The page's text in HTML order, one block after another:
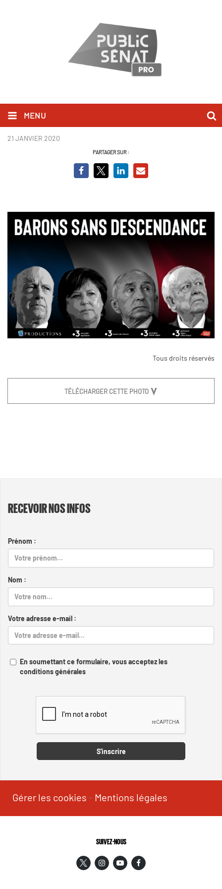
MENU
Les Grands Barons
21 JANVIER 2020
PARTAGER SUR :
Tous droits réservés
TÉLÉCHARGER CETTE PHOTO
RECEVOIR NOS INFOS
Prénom :
Nom :
Votre adresse e-mail :
En soumettant ce formulaire, vous acceptez les
conditions générales
S'inscrire
Gérer les cookies - Mentions légales
SUIVEZ-NOUS